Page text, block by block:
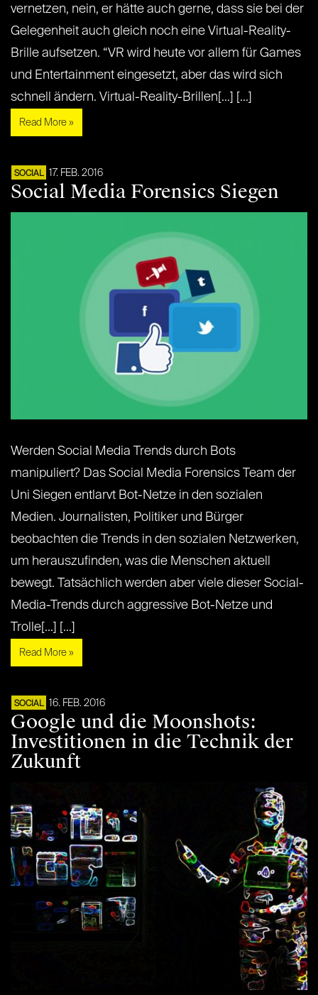
vernetzen, nein, er hätte auch gerne, dass sie bei der
Gelegenheit auch gleich noch eine Virtual-Reality-
Brille aufsetzen. “VR wird heute vor allem für Games
und Entertainment eingesetzt, aber das wird sich
schnell ändern. Virtual-Reality-Brillen[...] [...]
Read More »
SOCIAL 17. FEB. 2016
Social Media Forensics Siegen
Werden Social Media Trends durch Bots
manipuliert? Das Social Media Forensics Team der
Uni Siegen entlarvt Bot-Netze in den sozialen
Medien. Journalisten, Politiker und Bürger
beobachten die Trends in den sozialen Netzwerken,
um herauszufinden, was die Menschen aktuell
bewegt. Tatsächlich werden aber viele dieser Social-
Media-Trends durch aggressive Bot-Netze und
Trolle[...] [...]
Read More »
SOCIAL 16. FEB. 2016
Google und die Moonshots:
Investitionen in die Technik der
Zukunft